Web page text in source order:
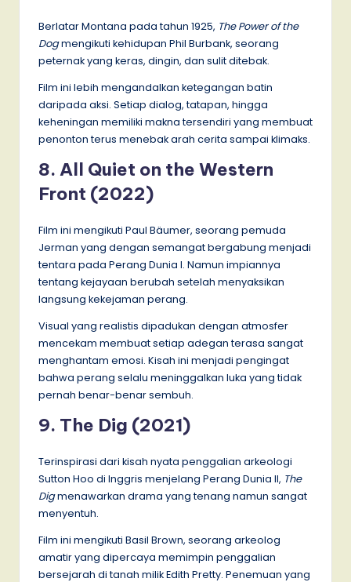
Berlatar Montana pada tahun 1925, The Power of the
Dogmengikuti kehidupan Phil Burbank, seorang
peternak yang keras, dingin, dan sulit ditebak.
Film ini lebih mengandalkan ketegangan batin
daripada aksi. Setiap dialog, tatapan, hingga
keheningan memiliki makna tersendiri yang membuat
penonton terus menebak arah cerita sampai klimaks.
8. All Quiet on the Western
Front (2022)
Film ini mengikuti Paul Bäumer, seorang pemuda
Jerman yang dengan semangat bergabung menjadi
tentara pada Perang Dunia I. Namun impiannya
tentang kejayaan berubah setelah menyaksikan
langsung kekejaman perang.
Visual yang realistis dipadukan dengan atmosfer
mencekam membuat setiap adegan terasa sangat
menghantam emosi. Kisah ini menjadi pengingat
bahwa perang selalu meninggalkan luka yang tidak
pernah benar-benar sembuh.
9. The Dig (2021)
Terinspirasi dari kisah nyata penggalian arkeologi
Sutton Hoo di Inggris menjelang Perang Dunia II, The
Digmenawarkan drama yang tenang namun sangat
menyentuh.
Film ini mengikuti Basil Brown, seorang arkeolog
amatir yang dipercaya memimpin penggalian
bersejarah di tanah milik Edith Pretty. Penemuan yang